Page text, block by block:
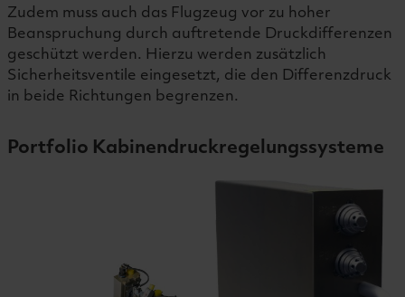
Zudem muss auch das Flugzeug vor zu hoher
Beanspruchung durch auftretende Druckdifferenzen
geschützt werden. Hierzu werden zusätzlich
Sicherheitsventile eingesetzt, die den Differenzdruck
in beide Richtungen begrenzen.
Portfolio Kabinendruckregelungssysteme